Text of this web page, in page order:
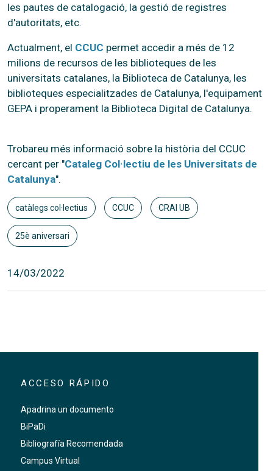
les pautes de catalogació, la gestió de registres
d'autoritats, etc.
Actualment, el CCUC permet accedir a més de 12
milions de recursos de les biblioteques de les
universitats catalanes, la Biblioteca de Catalunya, les
biblioteques especialitzades de Catalunya, l'equipament
GEPA i properament la Biblioteca Digital de Catalunya.
Trobareu més informació sobre la història del CCUC
cercant per "Cataleg Col·lectiu de les Universitats de
Catalunya".
catàlegs col·lectius CCUC CRAI UB
25è aniversari
14/03/2022
ACCESO RÁPIDO
Apadrina un documento
BiPaDi
Bibliografía Recomendada
Campus Virtual